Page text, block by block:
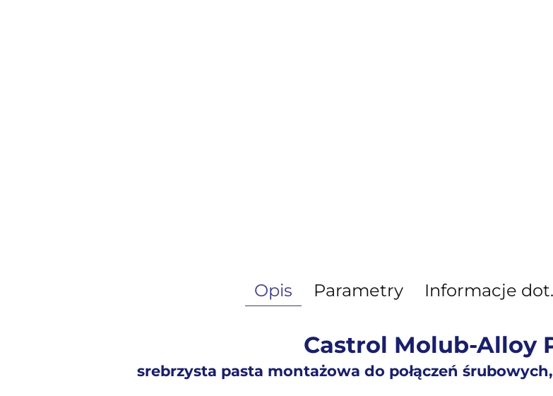
Opis Parametry Informacje
Castrol Molub-Alloy
srebrzysta pasta montażowa do połączeń